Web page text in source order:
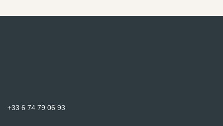
+33 6 74 79 06 93